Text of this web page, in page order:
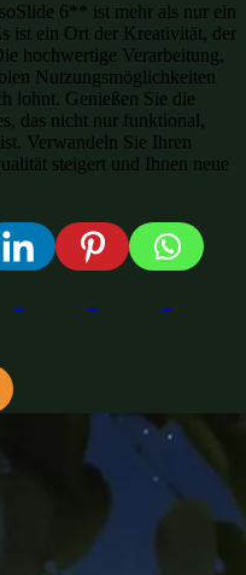
6** ist mehr als nur ein
ist ein Ort der Kreativität, der
hochwertige Verarbeitung,
Nutzungsmöglichkeiten
lohnt. Genießen Sie die
das nicht nur funktional,
Verwandeln Sie Ihren
steigert und Ihnen neue